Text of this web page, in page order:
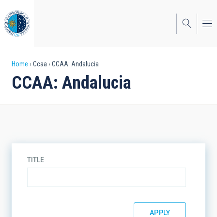
to
main
content
Breadcrumb
Home Ccaa CCAA: Andalucia
CCAA: Andalucia
TITLE